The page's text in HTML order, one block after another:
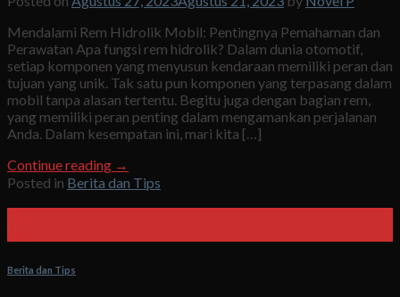
Mendalami Rem Hidrolik Mobil: Pentingnya Pemahaman dan
Perawatan Apa fungsi rem hidrolik? Dalam dunia otomotif,
setiap komponen yang menyusun kendaraan memiliki peran dan
tujuan yang unik. Tak satu pun komponen yang terpasang dalam
mobil tanpa alasan tertentu. Begitu juga dengan bagian rem,
yang memiliki peran penting dalam mengamankan perjalanan
Anda. Dalam kesempatan ini, mari kita […]
Continue reading →
Posted in Berita dan Tips
Berita dan Tips